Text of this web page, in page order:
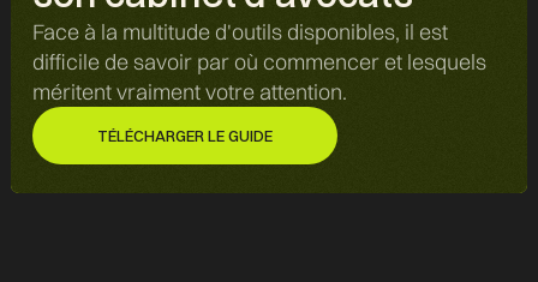
Face à la multitude d'outils disponibles, il est
difficile de savoir par où commencer et lesquels
méritent vraiment votre attention.
TÉLÉCHARGER LE GUIDE